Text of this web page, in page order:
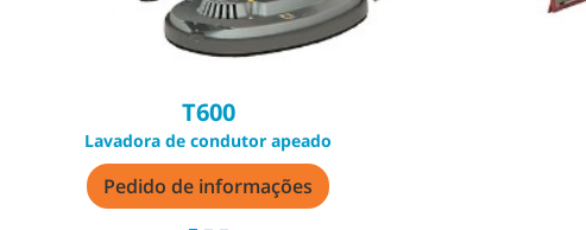
T600
Lavadora de condutor apeado
Pedido de informações